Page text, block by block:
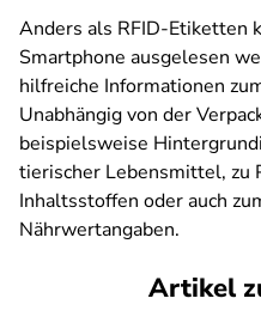
Anders als RFID-Etiketten
Smartphone ausgelesen
hilfreiche Informationen
Unabhängig von der
beispielsweise
tierischer Lebensmittel, zu
Inhaltsstoffen oder auch
Nährwertangaben.
Artikel